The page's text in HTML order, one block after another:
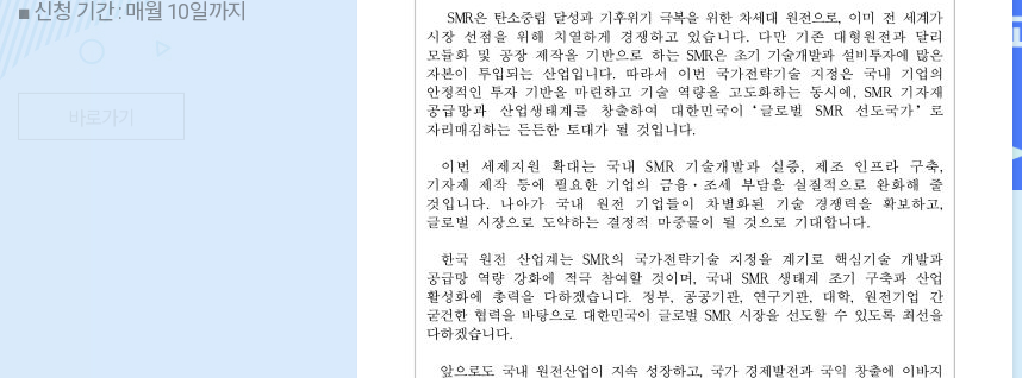
■ 참여사 제공 혜택 : 원자력산업 지면 게재 및 협회 채널 통한 기업 브랜드 홍보